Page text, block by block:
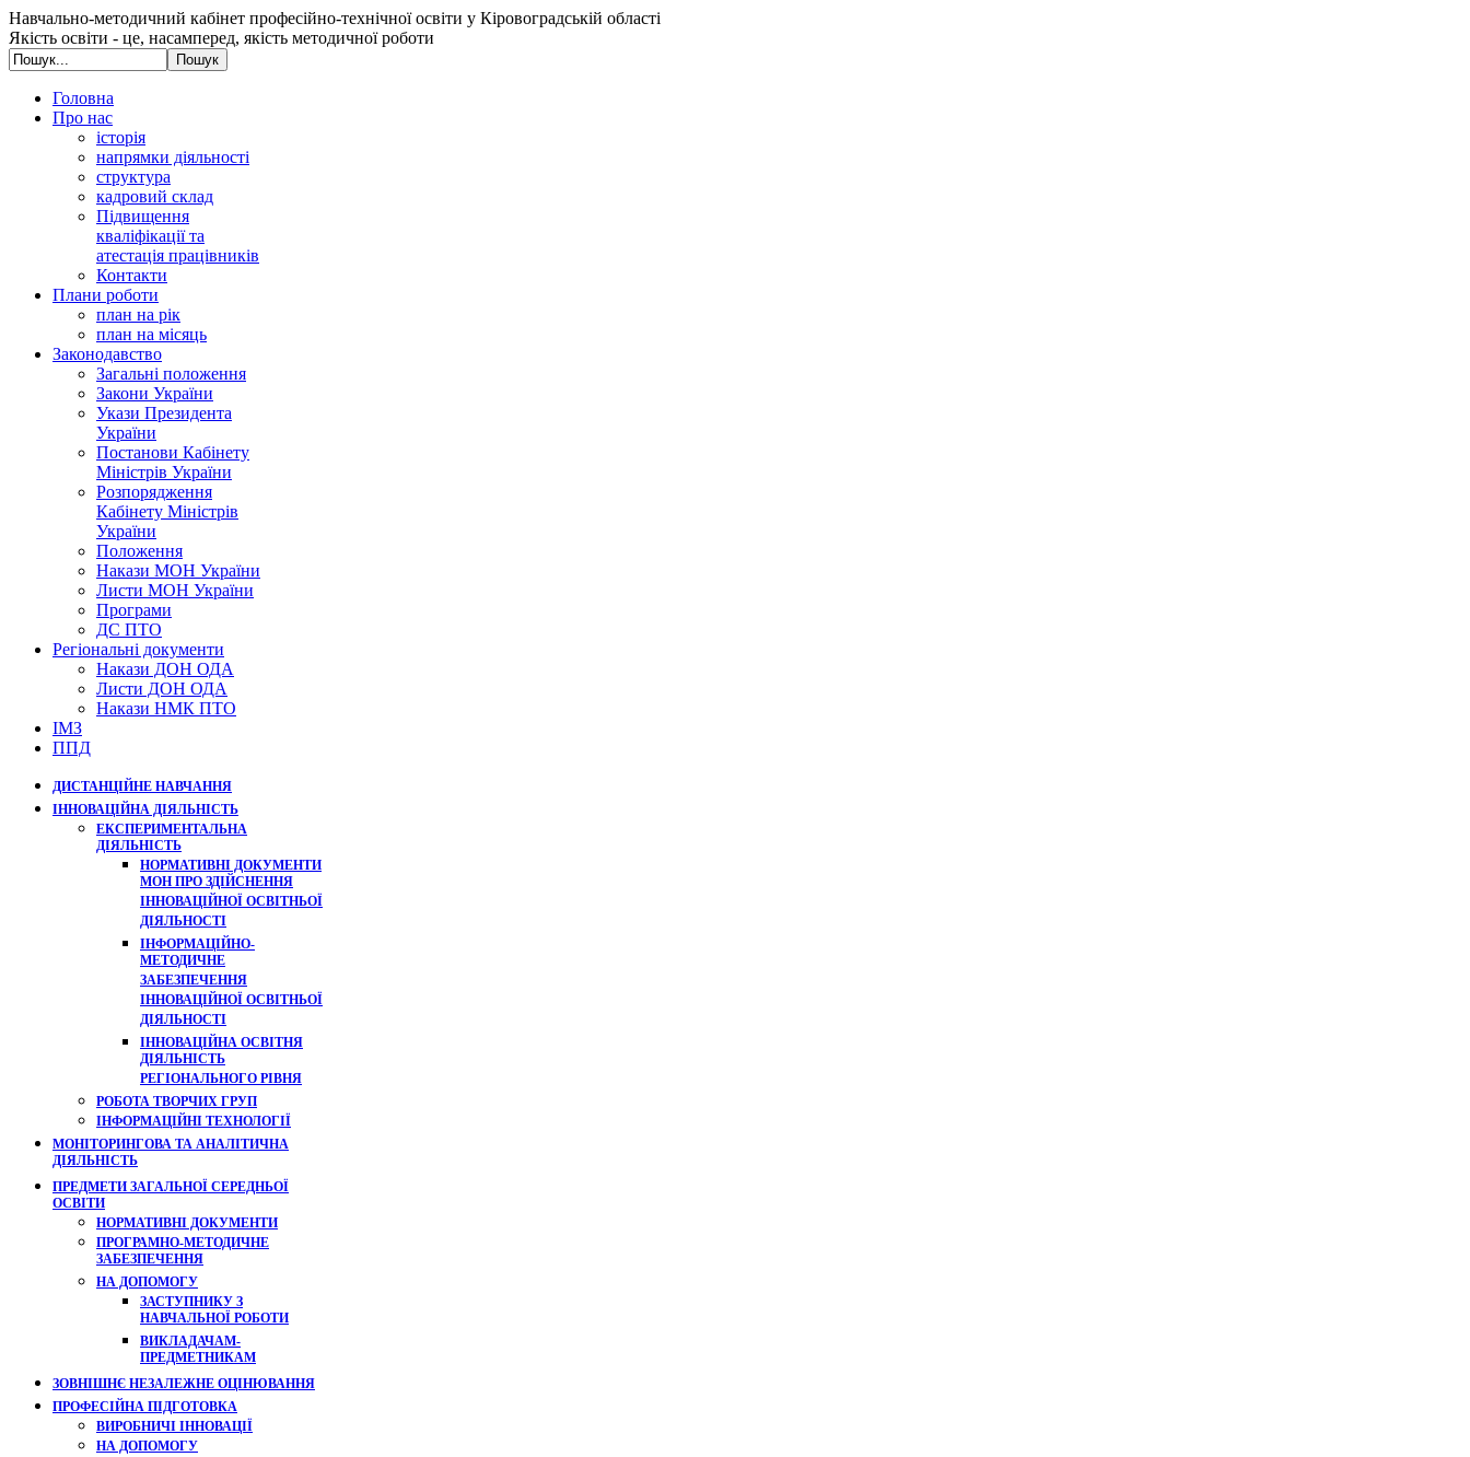
Навчально-методичний кабінет професійно-технічної освіти у Кіровоградській області
Якість освіти - це, насамперед, якість методичної роботи
Головна
Про нас
історія
напрямки діяльності
структура
кадровий склад
Підвищення
кваліфікації та
атестація працівників
Контакти
Плани роботи
план на рік
план на місяць
Законодавство
Загальні положення
Закони України
Укази Президента
України
Постанови Кабінету
Міністрів України
Розпорядження
Кабінету Міністрів
України
Положення
Накази МОН України
Листи МОН України
Програми
ДС ПТО
Регіональні документи
Накази ДОН ОДА
Листи ДОН ОДА
Накази НМК ПТО
ІМЗ
ППД
ДИСТАНЦІЙНЕ НАВЧАННЯ
ІННОВАЦІЙНА ДІЯЛЬНІСТЬ
ЕКСПЕРИМЕНТАЛЬНА
ДІЯЛЬНІСТЬ
НОРМАТИВНІ ДОКУМЕНТИ
МОН ПРО ЗДІЙСНЕННЯ
ІННОВАЦІЙНОЇ ОСВІТНЬОЇ
ДІЯЛЬНОСТІ
ІНФОРМАЦІЙНО-
МЕТОДИЧНЕ
ЗАБЕЗПЕЧЕННЯ
ІННОВАЦІЙНОЇ ОСВІТНЬОЇ
ДІЯЛЬНОСТІ
ІННОВАЦІЙНА ОСВІТНЯ
ДІЯЛЬНІСТЬ
РЕГІОНАЛЬНОГО РІВНЯ
РОБОТА ТВОРЧИХ ГРУП
ІНФОРМАЦІЙНІ ТЕХНОЛОГІЇ
МОНІТОРИНГОВА ТА АНАЛІТИЧНА
ДІЯЛЬНІСТЬ
ПРЕДМЕТИ ЗАГАЛЬНОЇ СЕРЕДНЬОЇ
ОСВІТИ
НОРМАТИВНІ ДОКУМЕНТИ
ПРОГРАМНО-МЕТОДИЧНЕ
ЗАБЕЗПЕЧЕННЯ
НА ДОПОМОГУ
ЗАСТУПНИКУ З
НАВЧАЛЬНОЇ РОБОТИ
ВИКЛАДАЧАМ-
ПРЕДМЕТНИКАМ
ЗОВНІШНЄ НЕЗАЛЕЖНЕ ОЦІНЮВАННЯ
ПРОФЕСІЙНА ПІДГОТОВКА
ВИРОБНИЧІ ІННОВАЦІЇ
НА ДОПОМОГУ